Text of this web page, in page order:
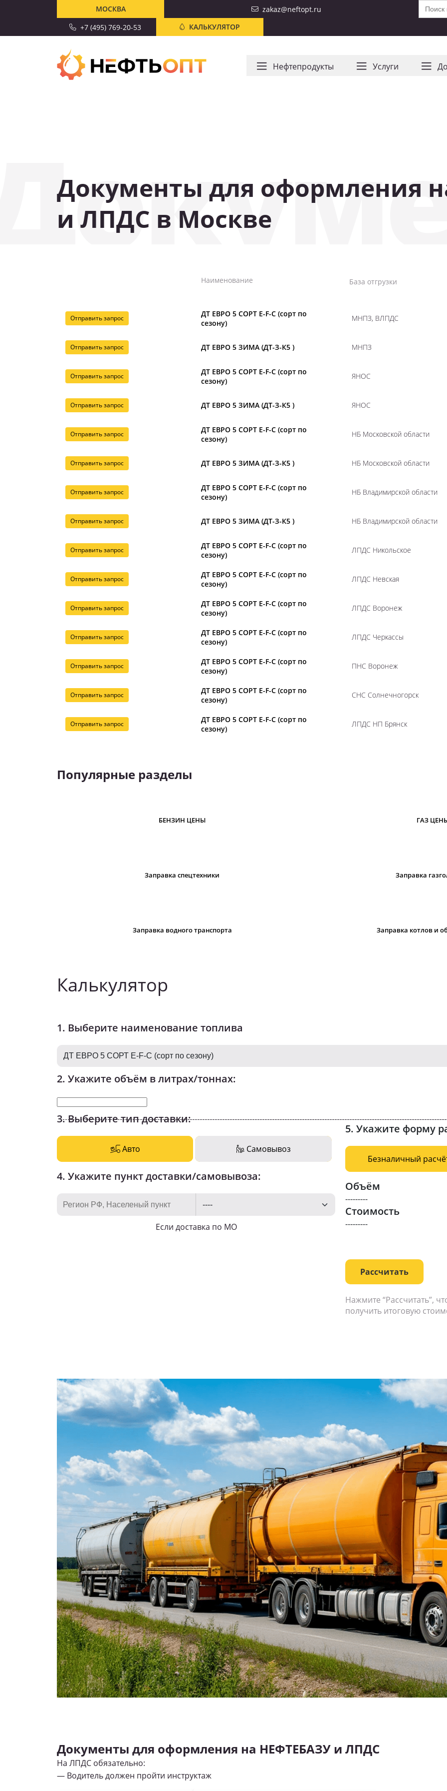
МОСКВА zakaz@neftopt.ru Search
for:
+7 (495) 769-20-53 КАЛЬКУЛЯТОР
Нефтепродукты Услуги
Документы для оформления
и ЛПДС в Москве
Наименование База отгрузки
Отправить запрос
ДТ ЕВРО 5 СОРТ E-F-C (сорт по
сезону)
МНПЗ, ВЛПДС
Отправить запрос ДТ ЕВРО 5 ЗИМА (ДТ-З-К5 ) МНПЗ
Отправить запрос
ДТ ЕВРО 5 СОРТ E-F-C (сорт по
сезону)
ЯНОС
Отправить запрос ДТ ЕВРО 5 ЗИМА (ДТ-З-К5 ) ЯНОС
Отправить запрос
ДТ ЕВРО 5 СОРТ E-F-C (сорт по
сезону)
НБ Московской области
Отправить запрос ДТ ЕВРО 5 ЗИМА (ДТ-З-К5 ) НБ Московской области
Отправить запрос
ДТ ЕВРО 5 СОРТ E-F-C (сорт по
сезону)
НБ Владимирской области
Отправить запрос ДТ ЕВРО 5 ЗИМА (ДТ-З-К5 ) НБ Владимирской области
Отправить запрос
ДТ ЕВРО 5 СОРТ E-F-C (сорт по
сезону)
ЛПДС Никольское
Отправить запрос
ДТ ЕВРО 5 СОРТ E-F-C (сорт по
сезону)
ЛПДС Невская
Отправить запрос
ДТ ЕВРО 5 СОРТ E-F-C (сорт по
сезону)
ЛПДС Воронеж
Отправить запрос
ДТ ЕВРО 5 СОРТ E-F-C (сорт по
сезону)
ЛПДС Черкассы
Отправить запрос
ДТ ЕВРО 5 СОРТ E-F-C (сорт по
сезону)
ПНС Воронеж
Отправить запрос
ДТ ЕВРО 5 СОРТ E-F-C (сорт по
сезону)
СНС Солнечногорск
Отправить запрос
ДТ ЕВРО 5 СОРТ E-F-C (сорт по
сезону)
ЛПДС НП Брянск
Популярные разделы
БЕНЗИН ЦЕНЫ ГАЗ
Заправка спецтехники Заправка
Заправка водного транспорта Заправка котлов и
Калькулятор
1. Выберите наименование топлива
2. Укажите объём в литрах/тоннах:
3. Выберите тип доставки:
Авто Самовывоз
4. Укажите пункт доставки/самовывоза:
Если доставка по МО
5. Укажите форму
Безналичный
Объём
---------
Стоимость
---------
Рассчитать
Нажмите “Рассчитать”,
получить итоговую
Документы для оформления на НЕФТЕБАЗУ и ЛПДС
На ЛПДС обязательно:
— Водитель должен пройти инструктаж